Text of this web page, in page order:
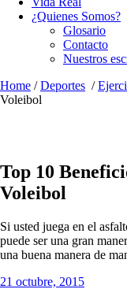
¿Quienes Somos?
Glosario
Contacto
Nuestros
Home /Deportes /
Voleibol
Top 10
Voleibol
Si usted juega en el
puede ser una gran
una buena manera de
21 octubre, 2015